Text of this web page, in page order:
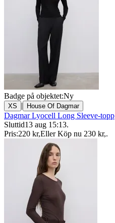
Badge på objektet:Ny
XS | House Of Dagmar
Dagmar Lyocell Long Sleeve-topp
Sluttid13 aug 15:13.
Pris:220 kr,Eller Köp nu 230 kr,.